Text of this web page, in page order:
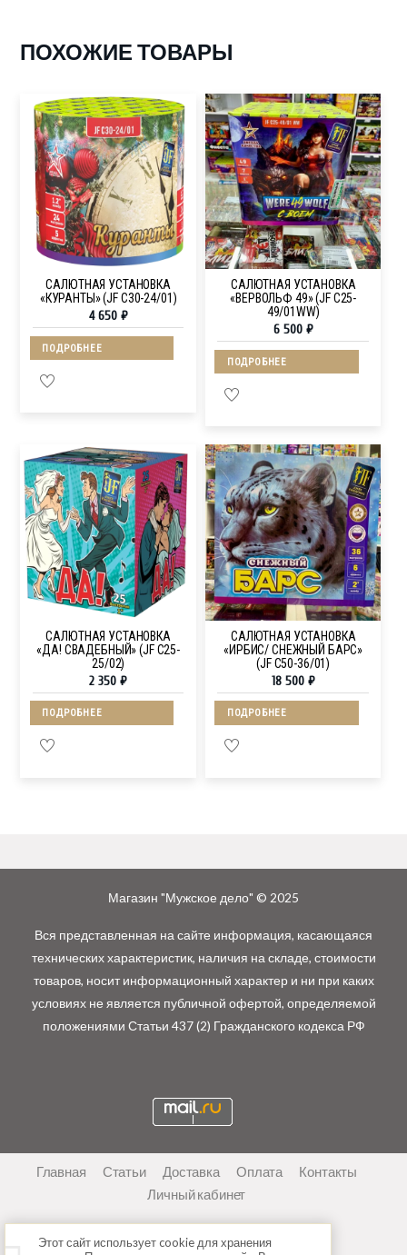
ПОХОЖИЕ ТОВАРЫ
САЛЮТНАЯ УСТАНОВКА
«КУРАНТЫ» (JF C30-24/01)
4 650 ₽
ПОДРОБНЕЕ
САЛЮТНАЯ УСТАНОВКА
«ВЕРВОЛЬФ 49» (JF C25-
49/01WW)
6 500 ₽
ПОДРОБНЕЕ
САЛЮТНАЯ УСТАНОВКА
«ДА! СВАДЕБНЫЙ» (JF C25-
25/02)
2 350₽
ПОДРОБНЕЕ
САЛЮТНАЯ УСТАНОВКА
«ИРБИС/ СНЕЖНЫЙ БАРС»
(JF C50-36/01)
18 500 ₽
ПОДРОБНЕЕ
Магазин "Мужское дело" © 2025
Вся представленная на сайте информация, касающаяся
технических характеристик, наличия на складе, стоимости
товаров, носит информационный характер и ни при каких
условиях не является публичной офертой, определяемой
положениями Статьи 437 (2) Гражданского кодекса РФ
Главная Статьи Доставка Оплата
Контакты
Личный кабинет
Этот сайт использует cookie для хранения